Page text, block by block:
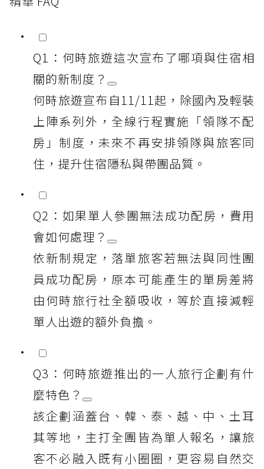
Q1：何時旅遊這次宣布了哪項與住宿相
關的新制度？
何時旅遊宣布自11/11起，除國內及輕裝
上陣系列外，全線行程實施「領隊不配
房」制度，未來不再安排領隊與旅客同
住，提升住宿隱私與帶團品質。
Q2：如果單人參團無法成功配房，費用
會如何處理？
依新制規定，落單旅客若無法與同性團
員成功配房，原本可能產生的單房差將
由何時旅行社全額吸收，等於直接減輕
單人出遊的額外負擔。
Q3：何時旅遊推出的一人旅行企劃有什
麼特色？
該企劃涵蓋台、韓、泰、越、中、土耳
其等地，主打全團皆為單人報名，讓旅
客不必融入既有小圈圈，更容易自然交